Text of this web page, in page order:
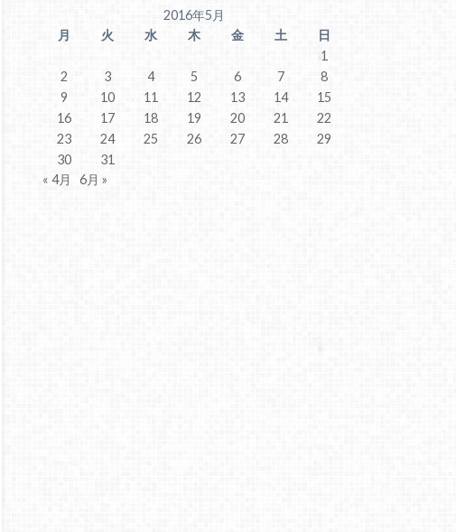
2016年5月
月
火 水 木 金 土
日
1
2
3 4 5 6 7
8
9
10 11 12 13 14
15
16
17 18 19 20 21
22
23
24 25 26 27 28
29
30
31
« 4月
6月 »